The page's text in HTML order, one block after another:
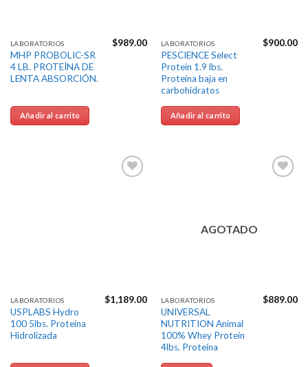
LABORATORIOS
MHP PROBOLIC-SR
4 LB. PROTEÍNA DE
LENTA ABSORCIÓN.
$989.00
Añadir al carrito
LABORATORIOS
PESCIENCE Select
Protein 1.9 lbs.
Proteína baja en
carbohidratos
$900.00
Añadir al carrito
LABORATORIOS
USPLABS Hydro
100 5lbs. Proteína
Hidrolizada
$1,189.00
AGOTADO
LABORATORIOS
UNIVERSAL
NUTRITION Animal
100% Whey Protein
4lbs. Proteína
$889.00